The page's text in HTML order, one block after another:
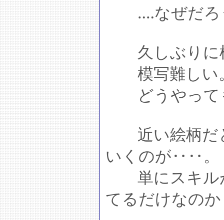
‥‥なぜだろ
久しぶりに
模写難しい
どうやって
近い絵柄だ
いくのが‥‥。
単にスキル
てるだけなの